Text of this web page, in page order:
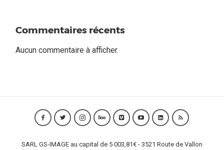
Commentaires récents
Aucun commentaire à afficher.
SARL GS-IMAGE au capital de 5 003,81€ - 3521 Route de Vallon